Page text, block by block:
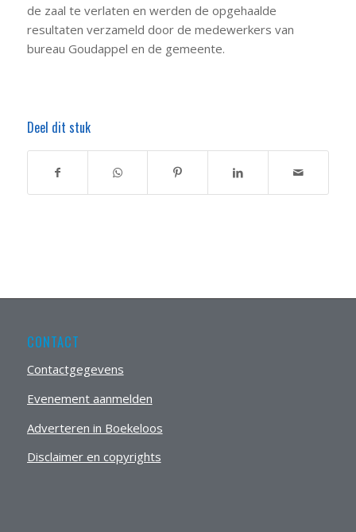
de zaal te verlaten en werden de opgehaalde
resultaten verzameld door de medewerkers van
bureau Goudappel en de gemeente.
Deel dit stuk
CONTACT
Contactgegevens
Evenement aanmelden
Adverteren in Boekeloos
Disclaimer en copyrights